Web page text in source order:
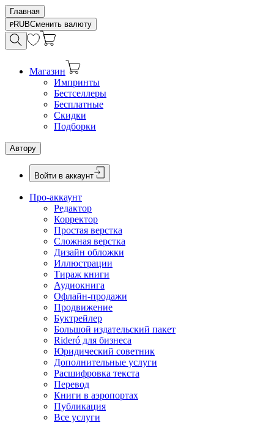
Главная
RUBСменить валюту
Магазин
Импринты
Бестселлеры
Бесплатные
Скидки
Подборки
Автору
Войти в аккаунт
Про-аккаунт
Редактор
Корректор
Простая верстка
Сложная верстка
Дизайн обложки
Иллюстрации
Тираж книги
Аудиокнига
Офлайн-продажи
Продвижение
Буктрейлер
Большой издательский пакет
Rideró для бизнеса
Юридический советник
Дополнительные услуги
Расшифровка текста
Перевод
Книги в аэропортах
Публикация
Все услуги